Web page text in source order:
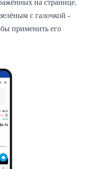
на странице.
с галочкой -
применить его